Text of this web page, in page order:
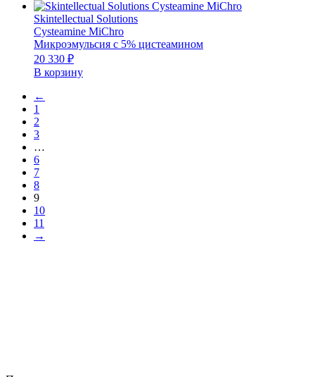
Skintellectual Solutions
Cysteamine MiChro
Микроэмульсия с 5% цистеамином
20 330 ₽
В корзину
←
1
2
3
…
6
7
8
9
10
11
→